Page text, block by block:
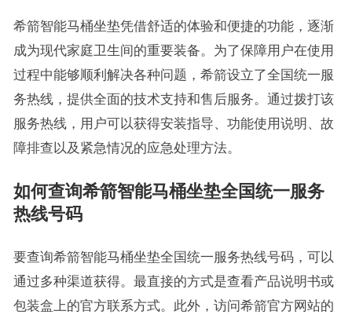
希箭智能马桶坐垫凭借舒适的体验和便捷的功能，逐渐
成为现代家庭卫生间的重要装备。为了保障用户在使用
过程中能够顺利解决各种问题，希箭设立了全国统一服
务热线，提供全面的技术支持和售后服务。通过拨打该
服务热线，用户可以获得安装指导、功能使用说明、故
障排查以及紧急情况的应急处理方法。
如何查询希箭智能马桶坐垫全国统一服务
热线号码
要查询希箭智能马桶坐垫全国统一服务热线号码，可以
通过多种渠道获得。最直接的方式是查看产品说明书或
包装盒上的官方联系方式。此外，访问希箭官方网站的